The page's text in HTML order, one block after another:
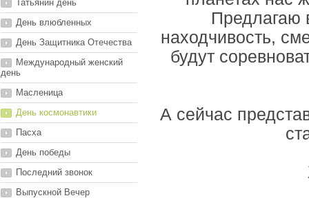
Татьянин день
День влюбленных
День Защитника Отечества
Международный женский
день
Масленица
День космонавтики
Пасха
День победы
Последний звонок
Выпускной Вечер
Предлагаю
находчивость,
будут
А сейчас